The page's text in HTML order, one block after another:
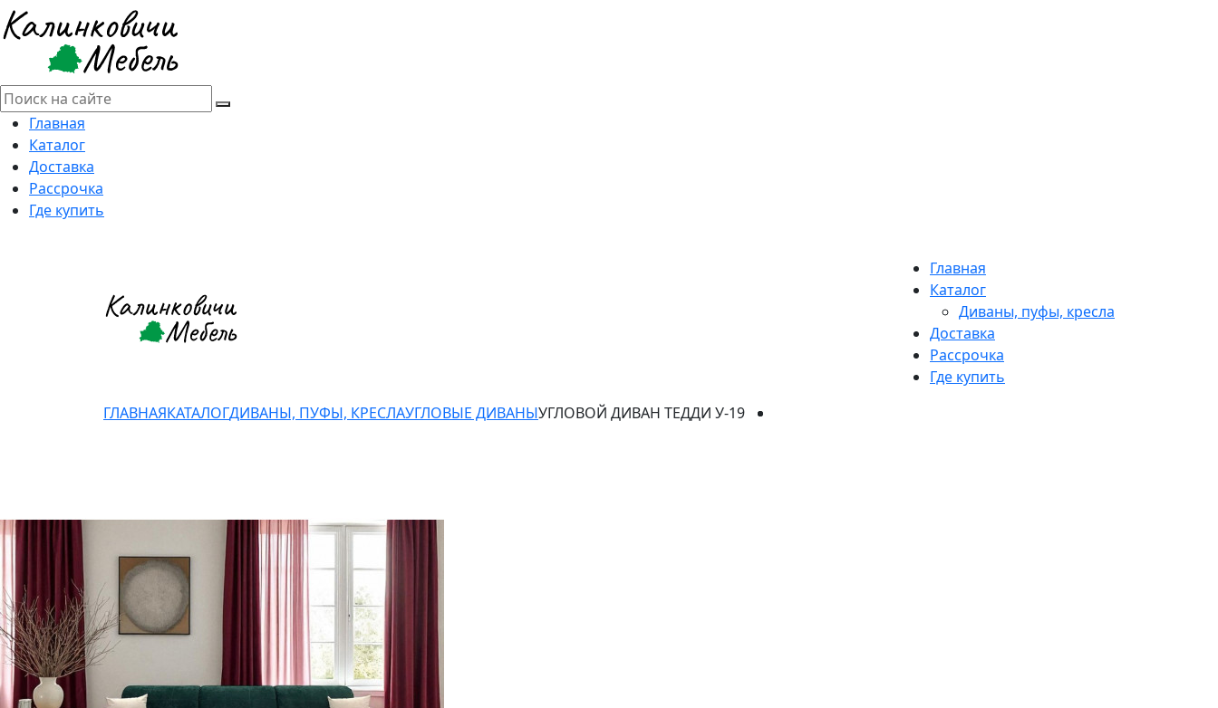
Главная
Каталог
Доставка
Рассрочка
Где купить
Главная
Каталог
Диваны, пуфы, кресла
Доставка
Рассрочка
Где купить
ГЛАВНАЯКАТАЛОГДИВАНЫ, ПУФЫ, КРЕСЛАУГЛОВЫЕ ДИВАНЫУГЛОВОЙ ДИВАН ТЕДДИ У-19